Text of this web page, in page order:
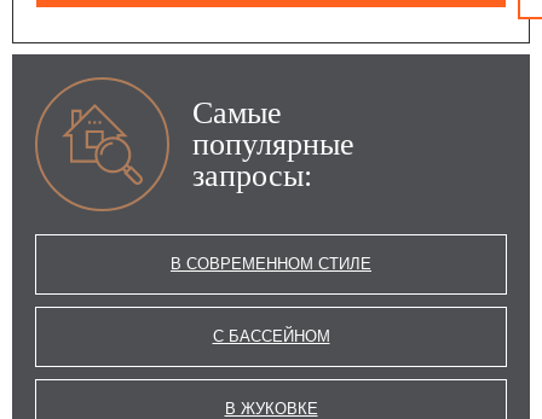
Самые
популярные
запросы:
В СОВРЕМЕННОМ СТИЛЕ
С БАССЕЙНОМ
В ЖУКОВКЕ